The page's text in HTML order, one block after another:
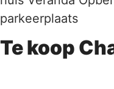
parkeerplaats
Te koop